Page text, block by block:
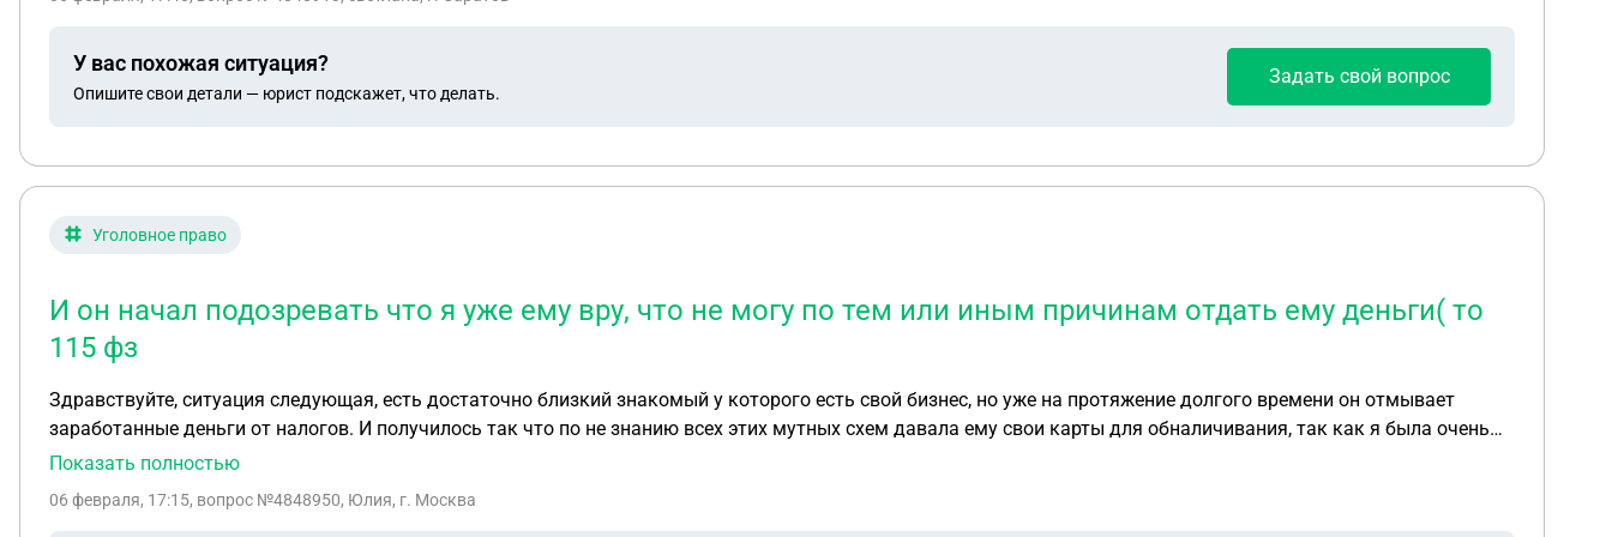
У вас похожая ситуация?
Опишите свои детали — юрист подскажет, что делать.
Задать свой вопрос
Уголовное право
И он начал подозревать что я уже ему вру, что не могу по тем или иным причинам отдать ему деньги( то
115 фз
Здравствуйте, ситуация следующая, есть достаточно близкий знакомый у которого есть свой бизнес, но уже на протяжение долгого времени он отмывает
заработанные деньги от налогов. И получилось так что по не знанию всех этих мутных схем давала ему свои карты для обналичивания, так как я была очень
далека от всего связанного с отмывом и тд, и все его просьбы сделать новые карты других банков мне не казались странным. В общем спустя какое то время
картами через меня прошло около 5-10 миллионов рублей . Этим летом мне дали 161-фз, и оказалась что этот знакомый кого-то обманул, а светились только
Показать полностью
06 февраля, 17:15, вопрос №4848950, Юлия, г. Москва